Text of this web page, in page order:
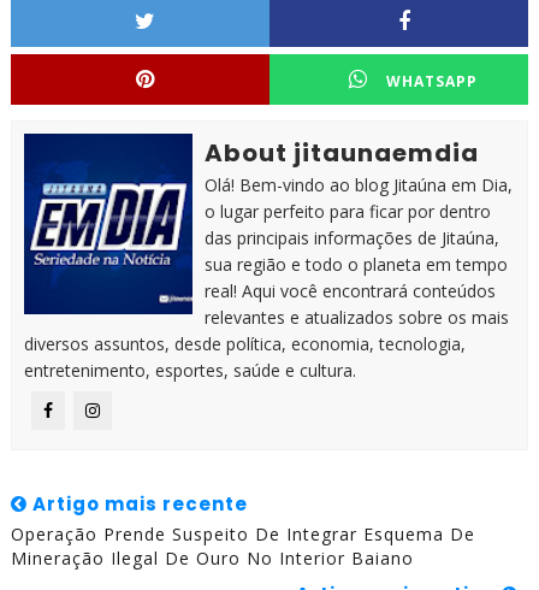
WHATSAPP
About jitaunaemdia
Olá! Bem-vindo ao blog Jitaúna em Dia,
o lugar perfeito para ficar por dentro
das principais informações de Jitaúna,
sua região e todo o planeta em tempo
real! Aqui você encontrará conteúdos
relevantes e atualizados sobre os mais
diversos assuntos, desde política, economia, tecnologia,
entretenimento, esportes, saúde e cultura.
Artigo mais recente
Operação Prende Suspeito De Integrar Esquema De
Mineração Ilegal De Ouro No Interior Baiano